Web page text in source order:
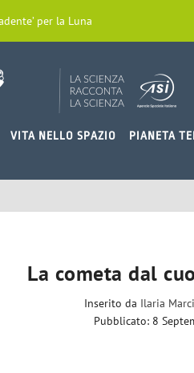
per la Luna
VITA NELLO SPAZIO PIANETA
La cometa dal
Inserito da Ilaria
Pubblicato: 8